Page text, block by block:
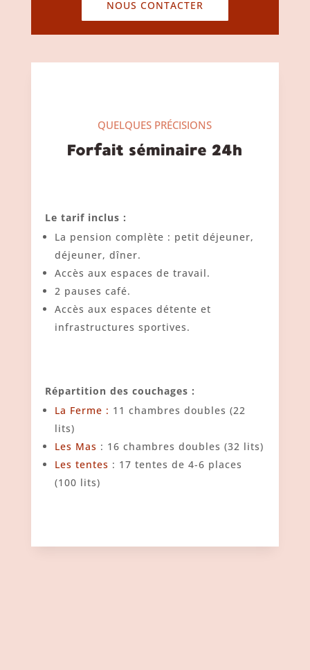
NOUS CONTACTER
QUELQUES PRÉCISIONS
Forfait séminaire 24h
Le tarif inclus :
La pension complète : petit déjeuner,
déjeuner, dîner.
Accès aux espaces de travail.
2 pauses café.
Accès aux espaces détente et
infrastructures sportives.
Répartition des couchages :
La Ferme : 11 chambres doubles (22
lits)
Les Mas : 16 chambres doubles (32 lits)
Les tentes : 17 tentes de 4-6 places
(100 lits)